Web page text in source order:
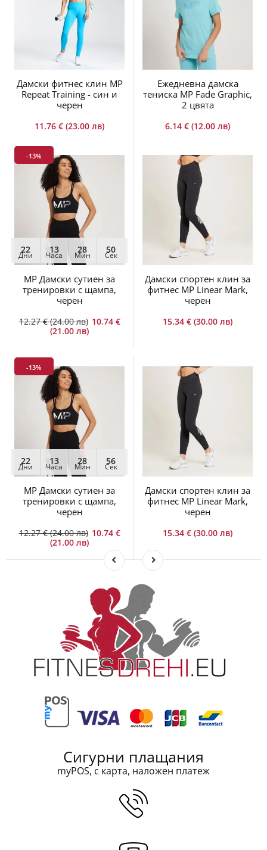
Дамски фитнес клин MP
Repeat Training - син и
черен
11.76 € (23.00 лв)
Ежедневна дамска
тениска MP Fade Graphic,
2 цвята
6.14 € (12.00 лв)
-13%
22
Дни
13
Часа
28
Мин
50
Сек
MP Дамски сутиен за
тренировки с щампа,
черен
12.27 € (24.00 лв) 10.74 €
(21.00 лв)
Дамски спортен клин за
фитнес MP Linear Mark,
черен
15.34 € (30.00 лв)
-13%
22
Дни
13
Часа
28
Мин
56
Сек
MP Дамски сутиен за
тренировки с щампа,
черен
12.27 € (24.00 лв) 10.74 €
(21.00 лв)
Дамски спортен клин за
фитнес MP Linear Mark,
черен
15.34 € (30.00 лв)
Сигурни плащания
myPOS, с карта, наложен платеж